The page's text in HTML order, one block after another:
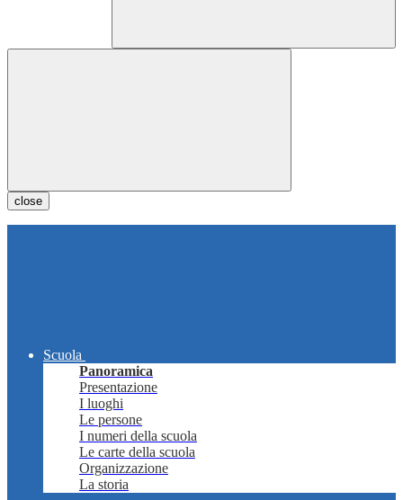
close
Scuola
Panoramica
Presentazione
I luoghi
Le persone
I numeri della scuola
Le carte della scuola
Organizzazione
La storia